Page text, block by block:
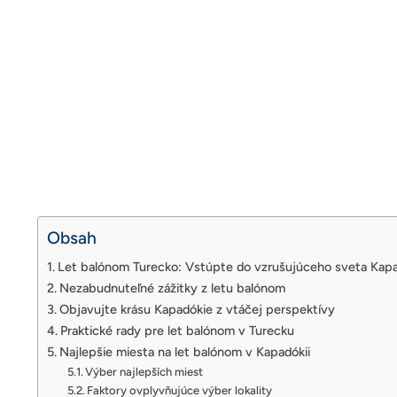
Obsah
Let balónom Turecko: Vstúpte do vzrušujúceho sveta
Nezabudnuteľné zážitky z letu balónom
Objavujte krásu Kapadókie z vtáčej perspektívy
Praktické rady pre let balónom v Turecku
Najlepšie miesta na let balónom v Kapadókii
Výber najlepších miest
Faktory ovplyvňujúce výber lokality